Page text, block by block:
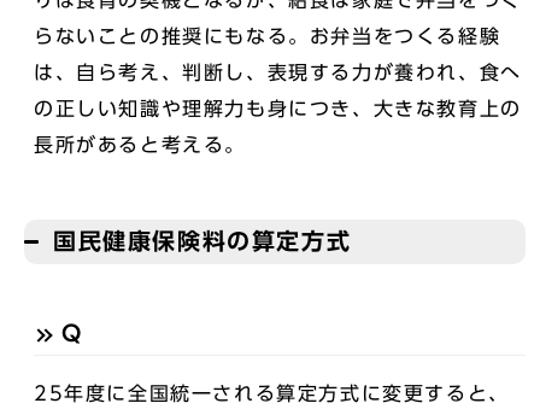
らないことの推奨にもなる。お弁当をつくる経験
は、自ら考え、判断し、表現する力が養われ、食へ
の正しい知識や理解力も身につき、大きな教育上の
長所があると考える。
国民健康保険料の算定方式
Q
25年度に全国統一される算定方式に変更すると、